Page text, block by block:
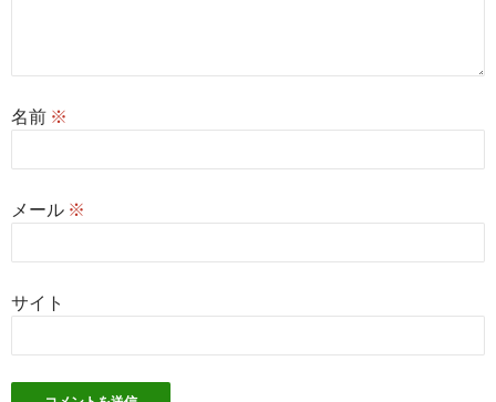
名前 ※
メール ※
サイト